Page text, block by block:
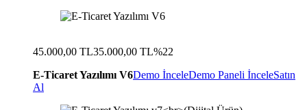
45.000,00 TL35.000,00 TL%22
E-Ticaret Yazılımı V6Demo İnceleDemo Paneli İnceleSatın
Al